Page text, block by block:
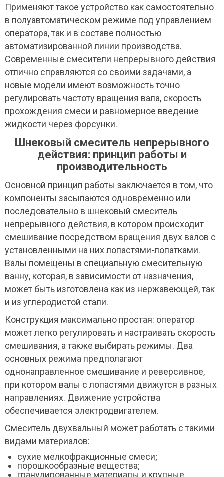
Применяют такое устройство как самостоятельно
в полуавтоматическом режиме под управлением
оператора, так и в составе полностью
автоматизированной линии производства.
Современные смесители непрерывного действия
отлично справляются со своими задачами, а
новые модели имеют возможность точно
регулировать частоту вращения вала, скорость
прохождения смеси и равномерное введение
жидкости через форсунки.
Шнековый смеситель непрерывного
действия: принцип работы и
производительность
Основной принцип работы заключается в том, что
компоненты засыпаются одновременно или
последовательно в шнековый смеситель
непрерывного действия, в котором происходит
смешивание посредством вращения двух валов с
установленными на них лопастями-лопатками.
Валы помещены в специальную смесительную
ванну, которая, в зависимости от назначения,
может быть изготовлена как из нержавеющей, так
и из углеродистой стали.
Конструкция максимально простая: оператор
может легко регулировать и настраивать скорость
смешивания, а также выбирать режимы. Два
основных режима предполагают
однонаправленное смешивание и реверсивное,
при котором валы с лопастями движутся в разных
направлениях. Движение устройства
обеспечивается электродвигателем.
Смеситель двухвальный может работать с такими
видами материалов:
сухие мелкофракционные смеси;
порошкообразные вещества;
гранулированные материалы и крупные